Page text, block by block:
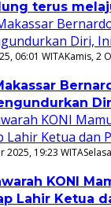
terus
06:01 WITAKamis, 2
2025, 19:23 WITA
KONI
Lahir Ketua